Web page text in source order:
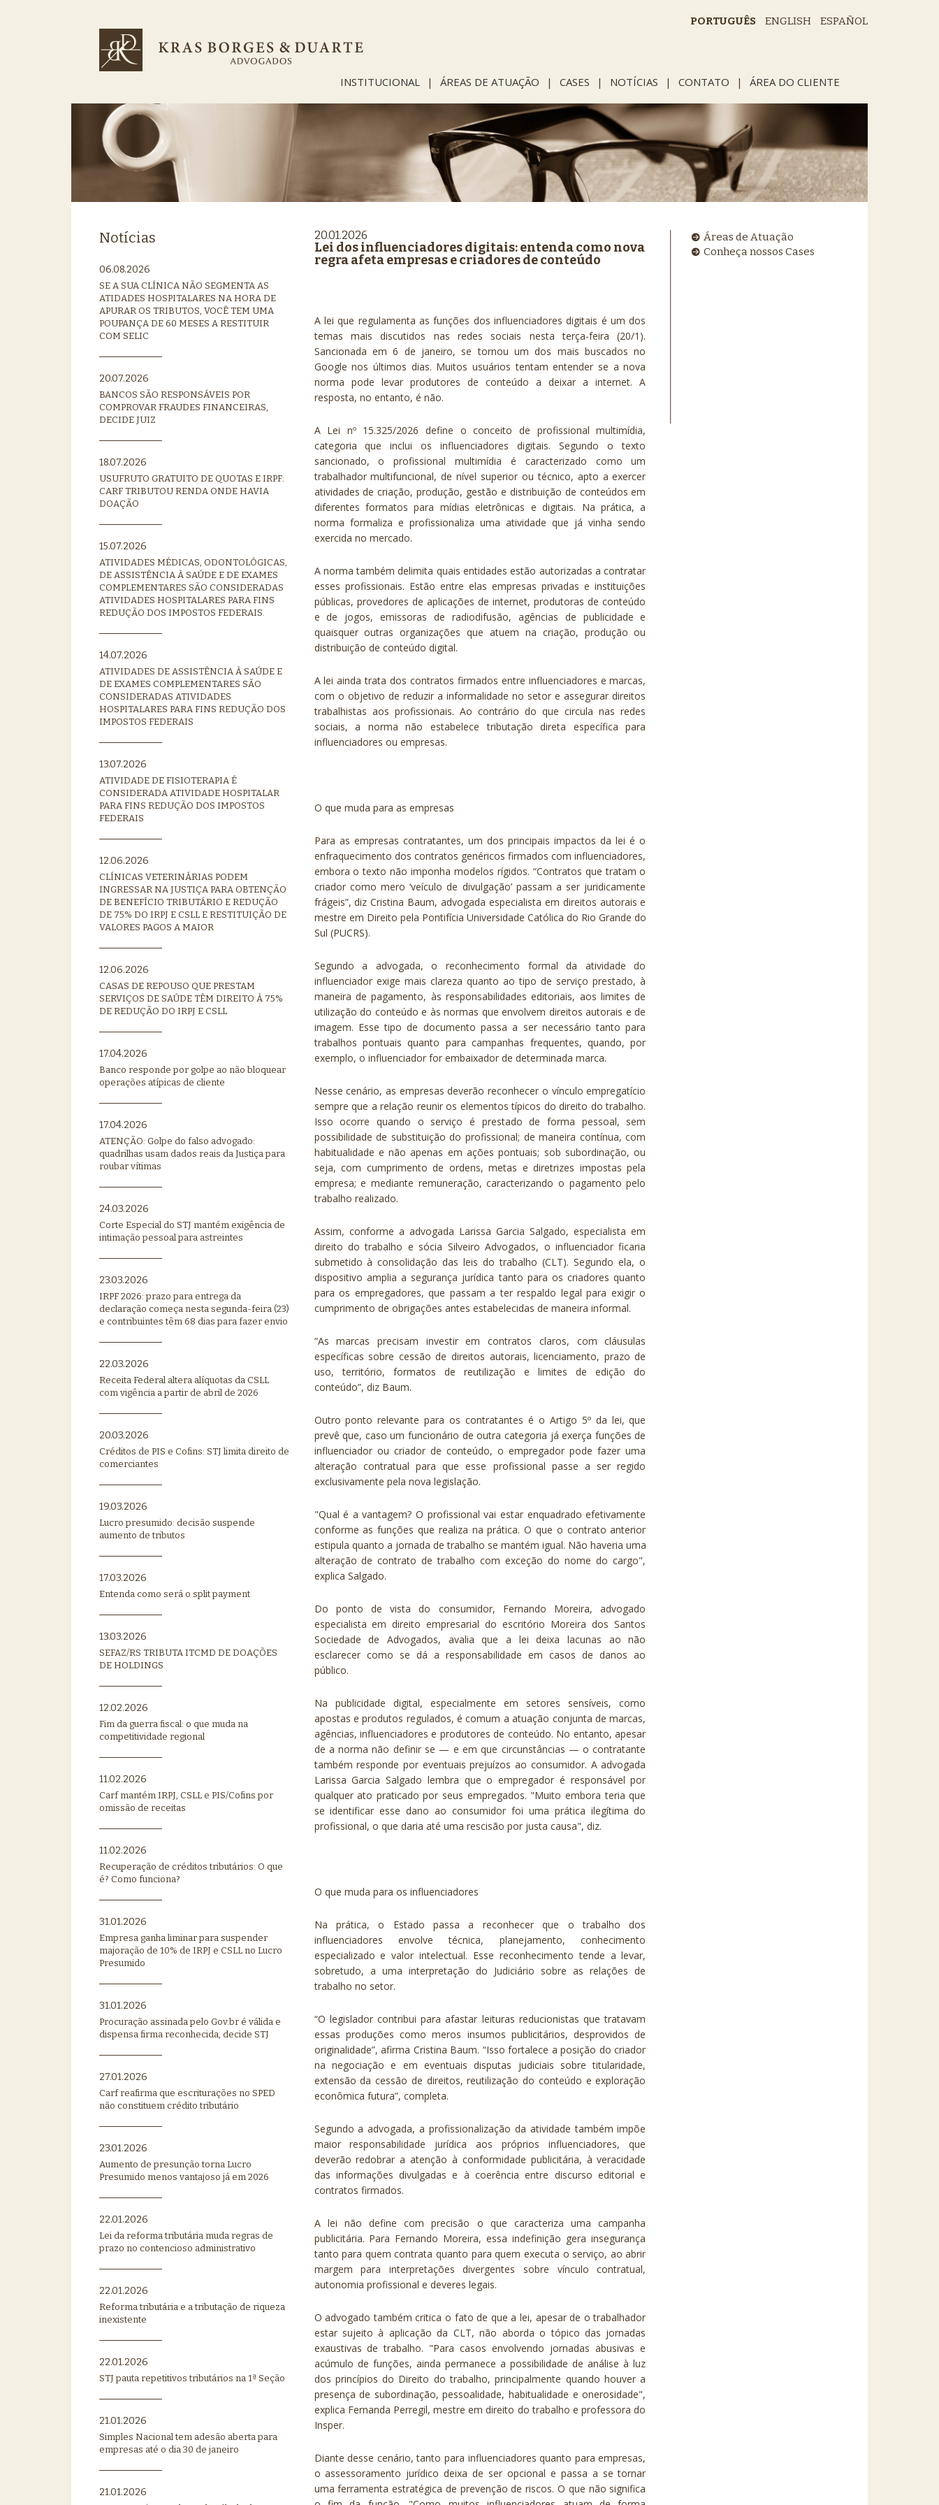
PORTUGUÊS ENGLISH ESPAÑOL
INSTITUCIONAL | ÁREAS DE ATUAÇÃO | CASES | NOTÍCIAS | CONTATO | ÁREA DO CLIENTE
Notícias
06.08.2026
SE A SUA CLÍNICA NÃO SEGMENTA AS
ATIDADES HOSPITALARES NA HORA DE
APURAR OS TRIBUTOS, VOCÊ TEM UMA
POUPANÇA DE 60 MESES A RESTITUIR
COM SELIC
20.07.2026
BANCOS SÃO RESPONSÁVEIS POR
COMPROVAR FRAUDES FINANCEIRAS,
DECIDE JUIZ
18.07.2026
USUFRUTO GRATUITO DE QUOTAS E IRPF:
CARF TRIBUTOU RENDA ONDE HAVIA
DOAÇÃO
15.07.2026
ATIVIDADES MÉDICAS, ODONTOLÓGICAS,
DE ASSISTÊNCIA À SAÚDE E DE EXAMES
COMPLEMENTARES SÃO CONSIDERADAS
ATIVIDADES HOSPITALARES PARA FINS
REDUÇÃO DOS IMPOSTOS FEDERAIS.
14.07.2026
ATIVIDADES DE ASSISTÊNCIA À SAÚDE E
DE EXAMES COMPLEMENTARES SÃO
CONSIDERADAS ATIVIDADES
HOSPITALARES PARA FINS REDUÇÃO DOS
IMPOSTOS FEDERAIS
13.07.2026
ATIVIDADE DE FISIOTERAPIA É
CONSIDERADA ATIVIDADE HOSPITALAR
PARA FINS REDUÇÃO DOS IMPOSTOS
FEDERAIS
12.06.2026
CLÍNICAS VETERINÁRIAS PODEM
INGRESSAR NA JUSTIÇA PARA OBTENÇÃO
DE BENEFÍCIO TRIBUTÁRIO E REDUÇÃO
DE 75% DO IRPJ E CSLL E RESTITUIÇÃO DE
VALORES PAGOS A MAIOR
12.06.2026
CASAS DE REPOUSO QUE PRESTAM
SERVIÇOS DE SAÚDE TÊM DIREITO À 75%
DE REDUÇÃO DO IRPJ E CSLL
17.04.2026
Banco responde por golpe ao não bloquear
operações atípicas de cliente
17.04.2026
ATENÇÃO: Golpe do falso advogado:
quadrilhas usam dados reais da Justiça para
roubar vítimas
24.03.2026
Corte Especial do STJ mantém exigência de
intimação pessoal para astreintes
23.03.2026
IRPF 2026: prazo para entrega da
declaração começa nesta segunda-feira (23)
e contribuintes têm 68 dias para fazer envio
22.03.2026
Receita Federal altera alíquotas da CSLL
com vigência a partir de abril de 2026
20.03.2026
Créditos de PIS e Cofins: STJ limita direito de
comerciantes
19.03.2026
Lucro presumido: decisão suspende
aumento de tributos
17.03.2026
Entenda como será o split payment
13.03.2026
SEFAZ/RS TRIBUTA ITCMD DE DOAÇÕES
DE HOLDINGS
12.02.2026
Fim da guerra fiscal: o que muda na
competitividade regional
11.02.2026
Carf mantém IRPJ, CSLL e PIS/Cofins por
omissão de receitas
11.02.2026
Recuperação de créditos tributários: O que
é? Como funciona?
31.01.2026
Empresa ganha liminar para suspender
majoração de 10% de IRPJ e CSLL no Lucro
Presumido
31.01.2026
Procuração assinada pelo Gov.br é válida e
dispensa firma reconhecida, decide STJ
27.01.2026
Carf reafirma que escriturações no SPED
não constituem crédito tributário
23.01.2026
Aumento de presunção torna Lucro
Presumido menos vantajoso já em 2026
22.01.2026
Lei da reforma tributária muda regras de
prazo no contencioso administrativo
22.01.2026
Reforma tributária e a tributação de riqueza
inexistente
22.01.2026
STJ pauta repetitivos tributários na 1ª Seção
21.01.2026
Simples Nacional tem adesão aberta para
empresas até o dia 30 de janeiro
21.01.2026
20.01.2026
Lei dos influenciadores digitais: entenda como nova
regra afeta empresas e criadores de conteúdo
A lei que regulamenta as funções dos influenciadores digitais é um dos
temas mais discutidos nas redes sociais nesta terça-feira (20/1).
Sancionada em 6 de janeiro, se tornou um dos mais buscados no
Google nos últimos dias. Muitos usuários tentam entender se a nova
norma pode levar produtores de conteúdo a deixar a internet. A
resposta, no entanto, é não.
A Lei nº 15.325/2026 define o conceito de profissional multimídia,
categoria que inclui os influenciadores digitais. Segundo o texto
sancionado, o profissional multimídia é caracterizado como um
trabalhador multifuncional, de nível superior ou técnico, apto a exercer
atividades de criação, produção, gestão e distribuição de conteúdos em
diferentes formatos para mídias eletrônicas e digitais. Na prática, a
norma formaliza e profissionaliza uma atividade que já vinha sendo
exercida no mercado.
A norma também delimita quais entidades estão autorizadas a contratar
esses profissionais. Estão entre elas empresas privadas e instituições
públicas, provedores de aplicações de internet, produtoras de conteúdo
e de jogos, emissoras de radiodifusão, agências de publicidade e
quaisquer outras organizações que atuem na criação, produção ou
distribuição de conteúdo digital.
A lei ainda trata dos contratos firmados entre influenciadores e marcas,
com o objetivo de reduzir a informalidade no setor e assegurar direitos
trabalhistas aos profissionais. Ao contrário do que circula nas redes
sociais, a norma não estabelece tributação direta específica para
influenciadores ou empresas.
O que muda para as empresas
Para as empresas contratantes, um dos principais impactos da lei é o
enfraquecimento dos contratos genéricos firmados com influenciadores,
embora o texto não imponha modelos rígidos. “Contratos que tratam o
criador como mero ‘veículo de divulgação’ passam a ser juridicamente
frágeis”, diz Cristina Baum, advogada especialista em direitos autorais e
mestre em Direito pela Pontifícia Universidade Católica do Rio Grande do
Sul (PUCRS).
Segundo a advogada, o reconhecimento formal da atividade do
influenciador exige mais clareza quanto ao tipo de serviço prestado, à
maneira de pagamento, às responsabilidades editoriais, aos limites de
utilização do conteúdo e às normas que envolvem direitos autorais e de
imagem. Esse tipo de documento passa a ser necessário tanto para
trabalhos pontuais quanto para campanhas frequentes, quando, por
exemplo, o influenciador for embaixador de determinada marca.
Nesse cenário, as empresas deverão reconhecer o vínculo empregatício
sempre que a relação reunir os elementos típicos do direito do trabalho.
Isso ocorre quando o serviço é prestado de forma pessoal, sem
possibilidade de substituição do profissional; de maneira contínua, com
habitualidade e não apenas em ações pontuais; sob subordinação, ou
seja, com cumprimento de ordens, metas e diretrizes impostas pela
empresa; e mediante remuneração, caracterizando o pagamento pelo
trabalho realizado.
Assim, conforme a advogada Larissa Garcia Salgado, especialista em
direito do trabalho e sócia Silveiro Advogados, o influenciador ficaria
submetido à consolidação das leis do trabalho (CLT). Segundo ela, o
dispositivo amplia a segurança jurídica tanto para os criadores quanto
para os empregadores, que passam a ter respaldo legal para exigir o
cumprimento de obrigações antes estabelecidas de maneira informal.
“As marcas precisam investir em contratos claros, com cláusulas
específicas sobre cessão de direitos autorais, licenciamento, prazo de
uso, território, formatos de reutilização e limites de edição do
conteúdo”, diz Baum.
Outro ponto relevante para os contratantes é o Artigo 5º da lei, que
prevê que, caso um funcionário de outra categoria já exerça funções de
influenciador ou criador de conteúdo, o empregador pode fazer uma
alteração contratual para que esse profissional passe a ser regido
exclusivamente pela nova legislação.
"Qual é a vantagem? O profissional vai estar enquadrado efetivamente
conforme as funções que realiza na prática. O que o contrato anterior
estipula quanto a jornada de trabalho se mantém igual. Não haveria uma
alteração de contrato de trabalho com exceção do nome do cargo",
explica Salgado.
Do ponto de vista do consumidor, Fernando Moreira, advogado
especialista em direito empresarial do escritório Moreira dos Santos
Sociedade de Advogados, avalia que a lei deixa lacunas ao não
esclarecer como se dá a responsabilidade em casos de danos ao
público.
Na publicidade digital, especialmente em setores sensíveis, como
apostas e produtos regulados, é comum a atuação conjunta de marcas,
agências, influenciadores e produtores de conteúdo. No entanto, apesar
de a norma não definir se — e em que circunstâncias — o contratante
também responde por eventuais prejuízos ao consumidor. A advogada
Larissa Garcia Salgado lembra que o empregador é responsável por
qualquer ato praticado por seus empregados. "Muito embora teria que
se identificar esse dano ao consumidor foi uma prática ilegítima do
profissional, o que daria até uma rescisão por justa causa", diz.
O que muda para os influenciadores
Na prática, o Estado passa a reconhecer que o trabalho dos
influenciadores envolve técnica, planejamento, conhecimento
especializado e valor intelectual. Esse reconhecimento tende a levar,
sobretudo, a uma interpretação do Judiciário sobre as relações de
trabalho no setor.
“O legislador contribui para afastar leituras reducionistas que tratavam
essas produções como meros insumos publicitários, desprovidos de
originalidade”, afirma Cristina Baum. “Isso fortalece a posição do criador
na negociação e em eventuais disputas judiciais sobre titularidade,
extensão da cessão de direitos, reutilização do conteúdo e exploração
econômica futura”, completa.
Segundo a advogada, a profissionalização da atividade também impõe
maior responsabilidade jurídica aos próprios influenciadores, que
deverão redobrar a atenção à conformidade publicitária, à veracidade
das informações divulgadas e à coerência entre discurso editorial e
contratos firmados.
A lei não define com precisão o que caracteriza uma campanha
publicitária. Para Fernando Moreira, essa indefinição gera insegurança
tanto para quem contrata quanto para quem executa o serviço, ao abrir
margem para interpretações divergentes sobre vínculo contratual,
autonomia profissional e deveres legais.
O advogado também critica o fato de que a lei, apesar de o trabalhador
estar sujeito à aplicação da CLT, não aborda o tópico das jornadas
exaustivas de trabalho. "Para casos envolvendo jornadas abusivas e
acúmulo de funções, ainda permanece a possibilidade de análise à luz
dos princípios do Direito do trabalho, principalmente quando houver a
presença de subordinação, pessoalidade, habitualidade e onerosidade",
explica Fernanda Perregil, mestre em direito do trabalho e professora do
Insper.
Diante desse cenário, tanto para influenciadores quanto para empresas,
o assessoramento jurídico deixa de ser opcional e passa a se tornar
uma ferramenta estratégica de prevenção de riscos. O que não significa
Áreas de Atuação
Conheça nossos Cases